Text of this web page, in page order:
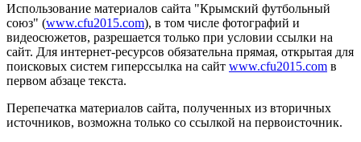
Использование материалов сайта "Крымский футбольный
союз" (www.cfu2015.com), в том числе фотографий и
видеосюжетов, разрешается только при условии ссылки на
сайт. Для интернет-ресурсов обязательна прямая, открытая для
поисковых систем гиперссылка на сайт www.cfu2015.com в
первом абзаце текста.
Перепечатка материалов сайта, полученных из вторичных
источников, возможна только со ссылкой на первоисточник.